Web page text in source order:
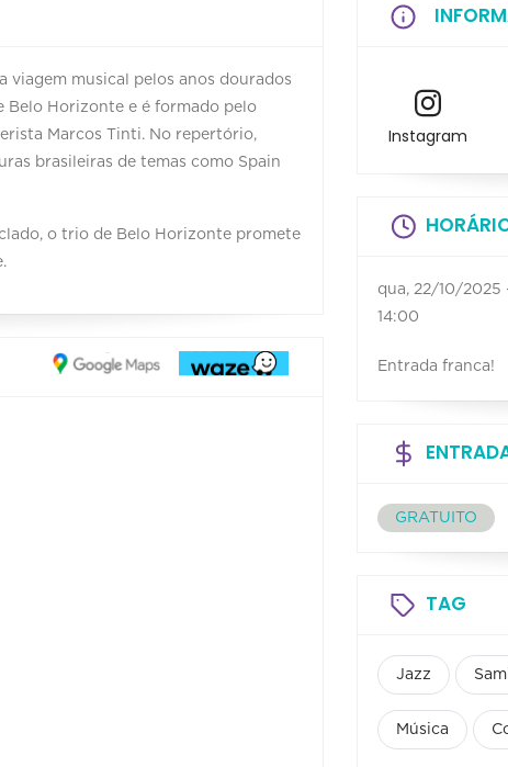
viagem musical pelos anos dourados
Belo Horizonte e é formado pelo
Marcos Tinti. No repertório,
brasileiras de temas como Spain
o trio de Belo Horizonte promete
Instagram
qua, 22/10/2025
14:00
Entrada franca!
GRATUITO
TAG
Jazz
Música